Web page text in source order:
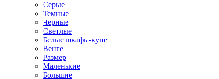
Серые
Темные
Черные
Светлые
Белые шкафы-купе
Венге
Размер
Маленькие
Большие